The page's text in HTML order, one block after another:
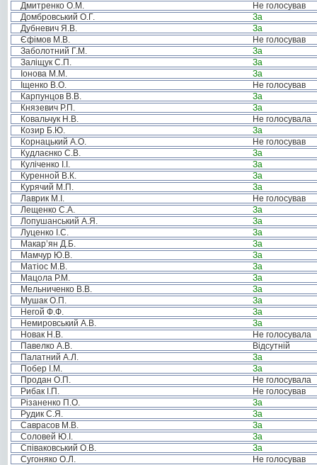
Дмитренко О.М.
Не голосував
Домбровський О.Г.
За
Дубневич Я.В.
За
Єфімов М.В.
Не голосував
Заболотний Г.М.
За
Заліщук С.П.
За
Іонова М.М.
За
Іщенко В.О.
Не голосував
Карпунцов В.В.
За
Князевич Р.П.
За
Ковальчук Н.В.
Не голосувала
Козир Б.Ю.
За
Корнацький А.О.
Не голосував
Кудлаєнко С.В.
За
Куліченко І.І.
За
Куренной В.К.
За
Курячий М.П.
За
Лаврик М.І.
Не голосував
Лещенко С.А.
За
Лопушанський А.Я.
За
Луценко І.С.
За
Макар’ян Д.Б.
За
Мамчур Ю.В.
За
Матіос М.В.
За
Мацола Р.М.
За
Мельниченко В.В.
За
Мушак О.П.
За
Негой Ф.Ф.
За
Немировський А.В.
За
Новак Н.В.
Не голосувала
Павелко А.В.
Відсутній
Палатний А.Л.
За
Побер І.М.
За
Продан О.П.
Не голосувала
Рибак І.П.
Не голосував
Різаненко П.О.
За
Рудик С.Я.
За
Саврасов М.В.
За
Соловей Ю.І.
За
Співаковський О.В.
За
Сугоняко О.Л.
Не голосував